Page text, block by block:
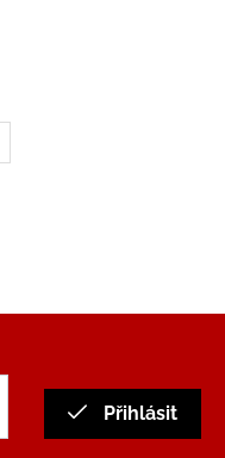
Přihlásit